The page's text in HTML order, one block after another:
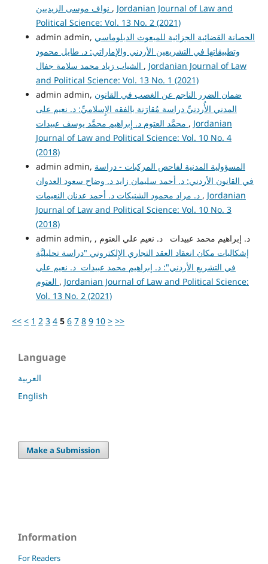
, Jordanian Journal of Law and
Political Science: Vol. 13 No. 2 (2021)
admin admin, الحصانة القضائية الجزائية للمبعوث الدبلوماسي
وتطبيقاتها في التشريعين الأردني والإماراتي: د. طايل محمود
, Jordanian Journal of Law
and Political Science: Vol. 13 No. 1 (2021)
admin admin, ضمان الضرر الناجم عن الغصب في القانون
المدني الأُردنيِّ دراسة مُقارَنة بالفقه الإِسلاميِّ: د. نعيم على
, Jordanian
Journal of Law and Political Science: Vol. 10 No. 4
(2018)
admin admin, المسؤولية المدنية لفاحص المركبات - دراسة
في القانون الأردني: د. أحمد سليمان زايد د. وضاح سعود العدوان
د. مراد محمود الشنيكات د. أحمد عدنان النعيمات , Jordanian
Journal of Law and Political Science: Vol. 10 No. 3
(2018)
admin admin, د. إبراهيم محمد عبيدات د. نعيم علي العتوم ,
إشكاليات مكان انعقاد العقد التجاري الإِلكتروني "دراسة تحليليَّة
في التشريع الأردني": د. إبراهيم محمد عبيدات د. نعيم علي
, Jordanian Journal of Law and Political Science:
Vol. 13 No. 2 (2021)
<< < 1 2 3 4 5 6 7 8 9 10 > >>
Language
العربية
English
Make a Submission
Information
For Readers